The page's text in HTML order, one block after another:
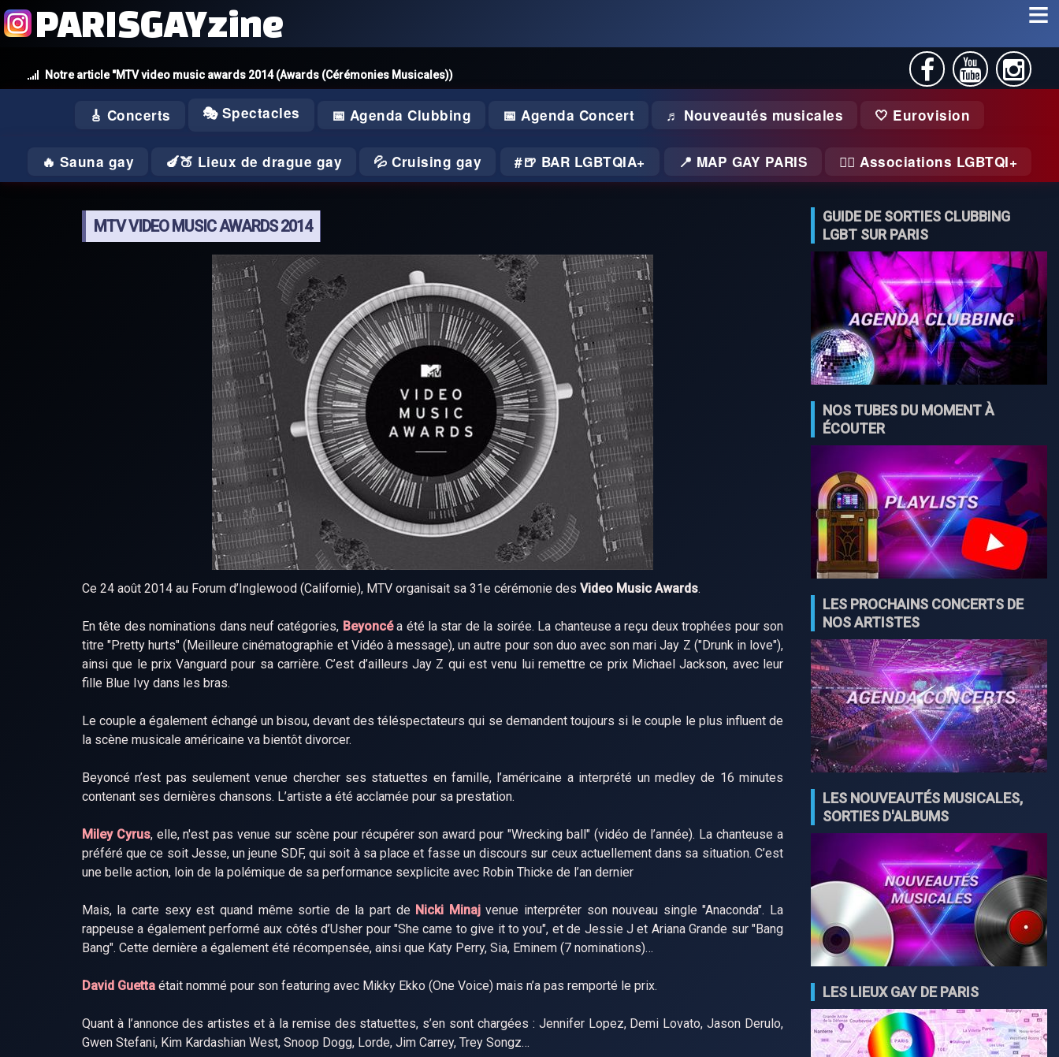
Notre article "MTV video music awards 2014 (Awards (Cérémonies Musicales))
PARISGAYzine
🎸 Concerts 🎭 Spectacles 📅 Agenda Clubbing 📅 Agenda Concert ♬ Nouveautés musicales 🤍 Eurovision
🔥 Sauna gay 🍆🍑 Lieux de drague gay 💦 Cruising gay 🍺 BAR LGBTQIA+ 📍 MAP GAY PARIS 🏃‍♂️ Associations LGBTQI+
MTV VIDEO MUSIC AWARDS 2014
Ce 24 août 2014 au Forum d’Inglewood (Californie), MTV organisait sa 31e cérémonie des Video Music Awards.
En tête des nominations dans neuf catégories, Beyoncéa été la star de la soirée. La chanteuse a reçu deux trophées pour son
titre "Pretty hurts" (Meilleure cinématographie et Vidéo à message), un autre pour son duo avec son mari Jay Z ("Drunk in love"),
ainsi que le prix Vanguard pour sa carrière. C’est d’ailleurs Jay Z qui est venu lui remettre ce prix Michael Jackson, avec leur
fille Blue Ivy dans les bras.
Le couple a également échangé un bisou, devant des téléspectateurs qui se demandent toujours si le couple le plus influent de
la scène musicale américaine va bientôt divorcer.
Beyoncé n’est pas seulement venue chercher ses statuettes en famille, l’américaine a interprété un medley de 16 minutes
contenant ses dernières chansons. L’artiste a été acclamée pour sa prestation.
Miley Cyrus, elle, n'est pas venue sur scène pour récupérer son award pour "Wrecking ball" (vidéo de l’année). La chanteuse a
préféré que ce soit Jesse, un jeune SDF, qui soit à sa place et fasse un discours sur ceux actuellement dans sa situation. C’est
une belle action, loin de la polémique de sa performance sexplicite avec Robin Thicke de l’an dernier
Mais, la carte sexy est quand même sortie de la part de Nicki Minajvenue interpréter son nouveau single "Anaconda". La
rappeuse a également performé aux côtés d’Usher pour "She came to give it to you", et de Jessie J et Ariana Grande sur "Bang
Bang". Cette dernière a également été récompensée, ainsi que Katy Perry, Sia, Eminem (7 nominations)…
David Guettaétait nommé pour son featuring avec Mikky Ekko (One Voice) mais n’a pas remporté le prix.
Quant à l’annonce des artistes et à la remise des statuettes, s’en sont chargées : Jennifer Lopez, Demi Lovato, Jason Derulo,
Gwen Stefani, Kim Kardashian West, Snoop Dogg, Lorde, Jim Carrey, Trey Songz…
GUIDE DE SORTIES CLUBBING
LGBT SUR PARIS
NOS TUBES DU MOMENT À
ÉCOUTER
LES PROCHAINS CONCERTS DE
NOS ARTISTES
LES NOUVEAUTÉS MUSICALES,
SORTIES D'ALBUMS
LES LIEUX GAY DE PARIS